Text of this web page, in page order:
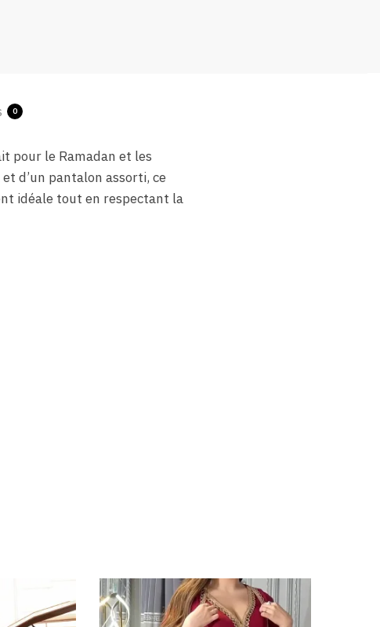
0
pour le Ramadan et les
d’un pantalon assorti, ce
idéale tout en respectant la